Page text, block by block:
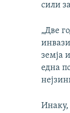
сили
„Две
земја
една
Инаку,